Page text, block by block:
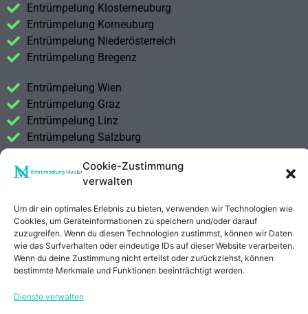
Cookie-Zustimmung
verwalten
Um dir ein optimales Erlebnis zu bieten, verwenden wir Technologien wie
Cookies, um Geräteinformationen zu speichern und/oder darauf
zuzugreifen. Wenn du diesen Technologien zustimmst, können wir Daten
wie das Surfverhalten oder eindeutige IDs auf dieser Website verarbeiten.
Wenn du deine Zustimmung nicht erteilst oder zurückziehst, können
bestimmte Merkmale und Funktionen beeinträchtigt werden.
Dienste verwalten
Entrümpelung Klosterneuburg
Entrümpelung Korneuburg
Entrümpelung Niederösterreich
Entrümpelung Bregenz
Entrümpelung Wien
Entrümpelung Graz
Entrümpelung Linz
Entrümpelung Salzburg
Entrümpelung Steiermark
Impressum
Datenschutzerklärung
Anrufen E-Mail